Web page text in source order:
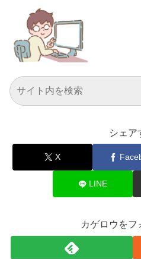
シェア
X
LINE
カゲロウをフ